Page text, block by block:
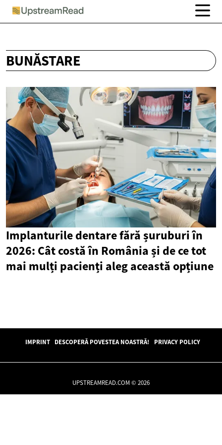
BUNĂSTARE
Implanturile dentare fără șuruburi în
2026: Cât costă în România și de ce tot
mai mulți pacienți aleg această opțiune
IMPRINT DESCOPERĂ POVESTEA NOASTRĂ! PRIVACY POLICY
UPSTREAMREAD.COM © 2026